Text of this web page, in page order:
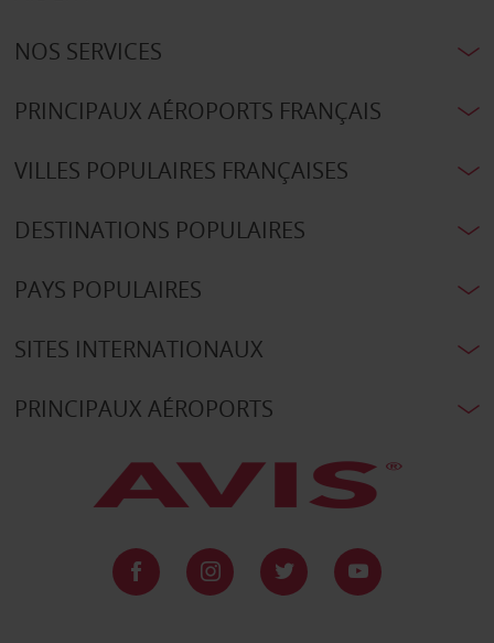
NOS SERVICES
PRINCIPAUX AÉROPORTS FRANÇAIS
VILLES POPULAIRES FRANÇAISES
DESTINATIONS POPULAIRES
PAYS POPULAIRES
SITES INTERNATIONAUX
PRINCIPAUX AÉROPORTS